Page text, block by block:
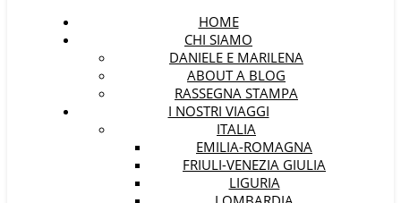
HOME
CHI SIAMO
DANIELE E MARILENA
ABOUT A BLOG
RASSEGNA STAMPA
I NOSTRI VIAGGI
ITALIA
EMILIA-ROMAGNA
FRIULI-VENEZIA GIULIA
LIGURIA